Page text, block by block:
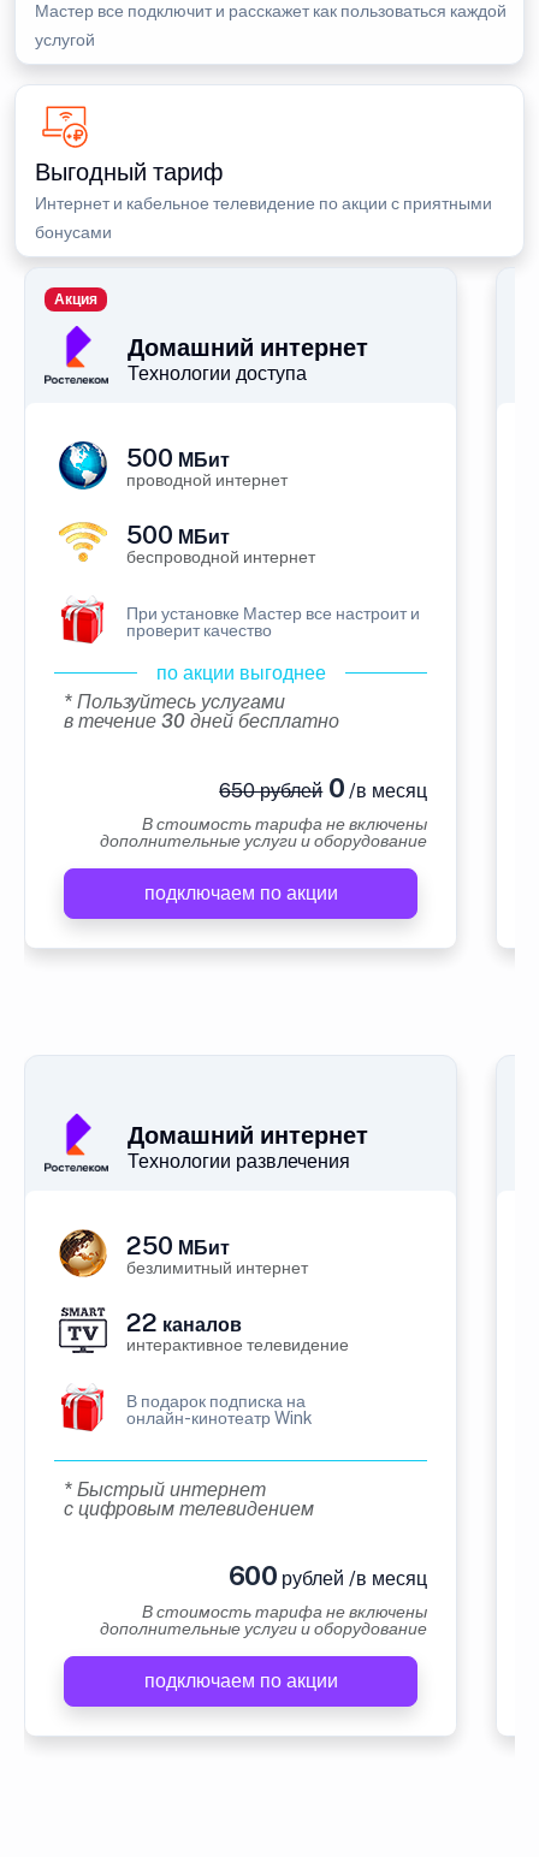
Мастер все подключит и расскажет как пользоваться каждой
услугой
Выгодный тариф
Интернет и кабельное телевидение по акции с приятными
бонусами
Домашний интернет
Технологии доступа
Акция
500 МБит
проводной интернет
500 МБит
беспроводной интернет
При установке Мастер все настроит и
проверит качество
по акции выгоднее
* Пользуйтесь услугами
в течение 30 дней бесплатно
650 рублей0 /в месяц
В стоимость тарифа не включены
дополнительные услуги и оборудование
подключаем по акции
Домашний интернет
Технологии развлечения
250 МБит
безлимитный интернет
22 каналов
интерактивное телевидение
В подарок подписка на
онлайн-кинотеатр Wink
* Быстрый интернет
с цифровым телевидением
600 рублей /в месяц
В стоимость тарифа не включены
дополнительные услуги и оборудование
подключаем по акции